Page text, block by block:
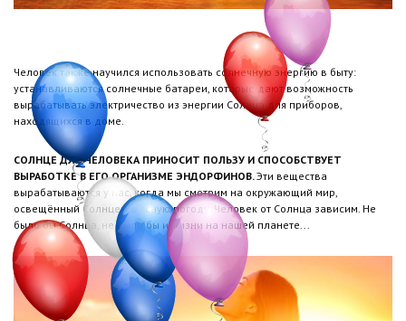
Человек также научился использовать солнечную энергию в быту:
устанавливаются солнечные батареи, которые дают возможность
вырабатывать электричество из энергии Солнца для приборов,
находящихся в доме.
СОЛНЦЕ ДЛЯ ЧЕЛОВЕКА ПРИНОСИТ ПОЛЬЗУ И СПОСОБСТВУЕТ
ВЫРАБОТКЕ В ЕГО ОРГАНИЗМЕ ЭНДОРФИНОВ. Эти вещества
вырабатываются у нас, когда мы смотрим на окружающий мир,
освещённый Солнцем в ясную погоду. Человек от Солнца зависим. Не
было бы Солнца, не было бы и жизни на нашей планете...